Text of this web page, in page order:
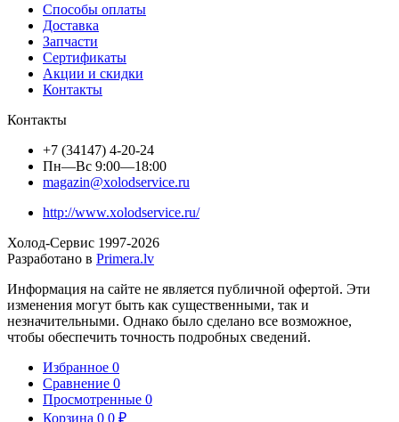
Способы оплаты
Доставка
Запчасти
Сертификаты
Акции и скидки
Контакты
Контакты
+7 (34147) 4-20-24
Пн—Вс 9:00—18:00
magazin@xolodservice.ru
http://www.xolodservice.ru/
Холод-Сервис 1997-2026
Разработано в Primera.lv
Информация на сайте не является публичной офертой. Эти
изменения могут быть как существенными, так и
незначительными. Однако было сделано все возможное,
чтобы обеспечить точность подробных сведений.
Избранное 0
Сравнение 0
Просмотренные 0
Корзина 0 0 ₽